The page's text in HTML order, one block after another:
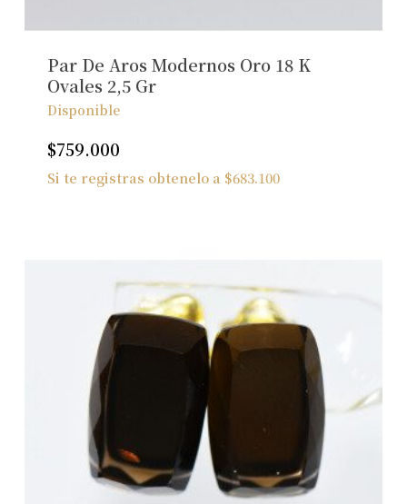
Par De Aros Modernos Oro 18 K
Ovales 2,5 Gr
Disponible
$759.000
Si te registras obtenelo a $683.100